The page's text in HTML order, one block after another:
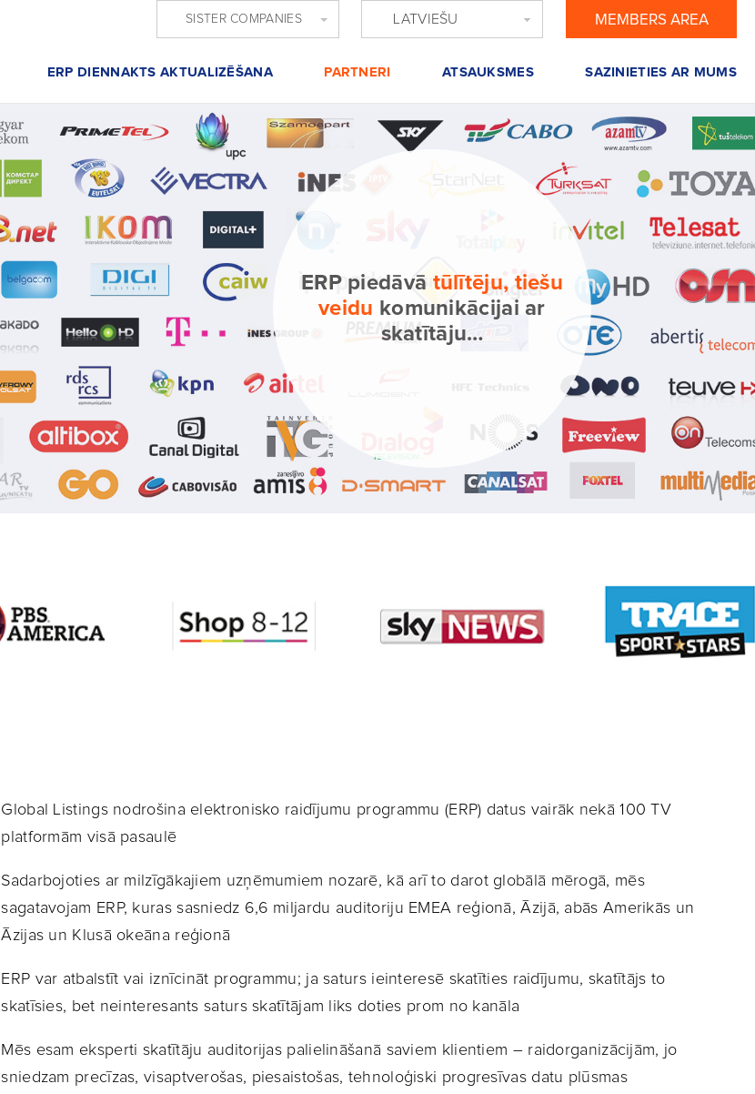
MEMBERS AREA
LATVIEŠU
SISTER COMPANIES
ERP DIENNAKTS AKTUALIZĒŠANA PARTNERI ATSAUKSMES SAZINIETIES AR MUMS
ERP piedāvā tūlītēju, tiešu
veidu komunikācijai ar
skatītāju…
Global Listings nodrošina elektronisko raidījumu programmu (ERP) datus vairāk nekā 100 TV
platformām visā pasaulē
Sadarbojoties ar milzīgākajiem uzņēmumiem nozarē, kā arī to darot globālā mērogā, mēs
sagatavojam ERP, kuras sasniedz 6,6 miljardu auditoriju EMEA reģionā, Āzijā, abās Amerikās un
Āzijas un Klusā okeāna reģionā
ERP var atbalstīt vai iznīcināt programmu; ja saturs ieinteresē skatīties raidījumu, skatītājs to
skatīsies, bet neinteresants saturs skatītājam liks doties prom no kanāla
Mēs esam eksperti skatītāju auditorijas palielināšanā saviem klientiem – raidorganizācijām, jo
sniedzam precīzas, visaptverošas, piesaistošas, tehnoloģiski progresīvas datu plūsmas